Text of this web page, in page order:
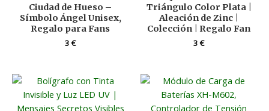
Ciudad de Hueso –
Símbolo Ángel Unisex,
Regalo para Fans
3€
Triángulo Color Plata |
Aleación de Zinc |
Colección | Regalo Fan
3€